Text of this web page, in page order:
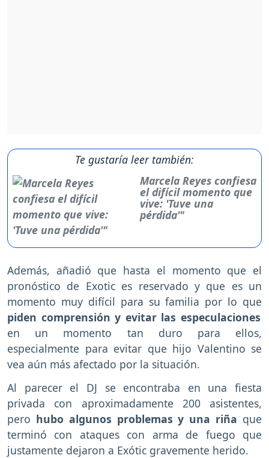
Te gustaría leer también:
Marcela Reyes confiesa
el difícil momento que
vive: 'Tuve una
pérdida'"
Además, añadió que hasta el momento que el
pronóstico de Exotic es reservado y que es un
momento muy difícil para su familia por lo que
piden comprensión y evitar las especulaciones
en un momento tan duro para ellos,
especialmente para evitar que hijo Valentino se
vea aún más afectado por la situación.
Al parecer el DJ se encontraba en una fiesta
privada con aproximadamente 200 asistentes,
pero hubo algunos problemas y una riña que
terminó con ataques con arma de fuego que
justamente dejaron a Exótic gravemente herido.